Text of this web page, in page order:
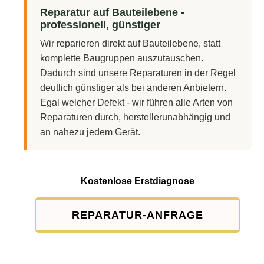
Reparatur auf Bauteilebene -
professionell, günstiger
Wir reparieren direkt auf Bauteilebene, statt
komplette Baugruppen auszutauschen.
Dadurch sind unsere Reparaturen in der Regel
deutlich günstiger als bei anderen Anbietern.
Egal welcher Defekt - wir führen alle Arten von
Reparaturen durch, herstellerunabhängig und
an nahezu jedem Gerät.
Kostenlose Erstdiagnose
REPARATUR-ANFRAGE